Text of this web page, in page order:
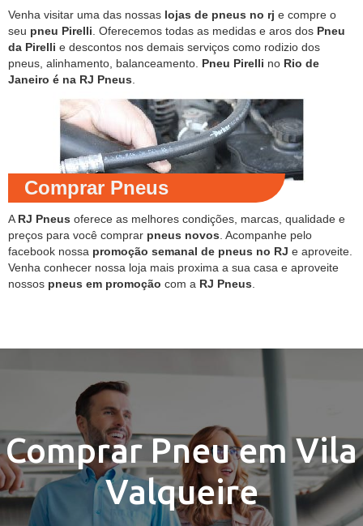
Venha visitar uma das nossas lojas de pneus no rj e compre o
seu pneu Pirelli . Oferecemos todas as medidas e aros dos Pneu
da Pirelli e descontos nos demais serviços como rodizio dos
pneus, alinhamento, balanceamento. Pneu Pirelli no Rio de
Janeiro é na RJ Pneus
Comprar Pneus
A RJ Pneus oferece as melhores condições, marcas, qualidade e
preços para você comprar pneus novos . Acompanhe pelo
facebook nossa promoção semanal de pneus no RJ e aproveite.
Venha conhecer nossa loja mais proxima a sua casa e aproveite
nossos pneus em promoção com a RJ Pneus
Comprar Pneu em Vila
Valqueire